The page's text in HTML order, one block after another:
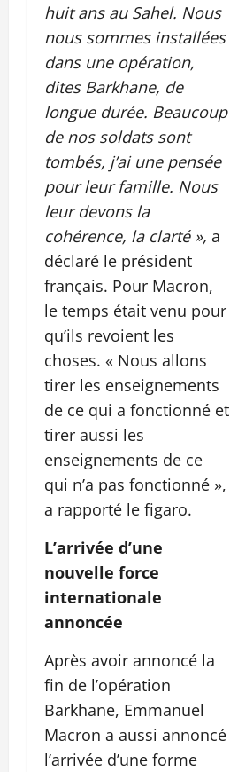
huit ans au Sahel. Nous
nous sommes installées
dans une opération,
dites Barkhane, de
longue durée. Beaucoup
de nos soldats sont
tombés, j’ai une pensée
pour leur famille. Nous
leur devons la
cohérence, la clarté », a
déclaré le président
français. Pour Macron,
le temps était venu pour
qu’ils revoient les
choses. « Nous allons
tirer les enseignements
de ce qui a fonctionné et
tirer aussi les
enseignements de ce
qui n’a pas fonctionné »,
a rapporté le figaro.
L’arrivée d’une
nouvelle force
internationale
annoncée
Après avoir annoncé la
fin de l’opération
Barkhane, Emmanuel
Macron a aussi annoncé
l’arrivée d’une forme